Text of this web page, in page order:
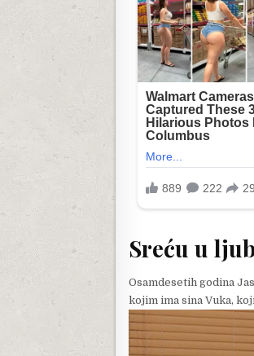
Sreću u
Osamdesetih godina
kojim ima sina Vuka,